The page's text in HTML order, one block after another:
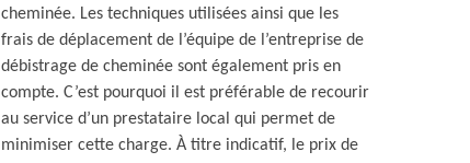
cheminée. Les techniques utilisées ainsi que les
frais de déplacement de l’équipe de l’entreprise de
débistrage de cheminée sont également pris en
compte. C’est pourquoi il est préférable de recourir
au service d’un prestataire local qui permet de
minimiser cette charge. À titre indicatif, le prix de